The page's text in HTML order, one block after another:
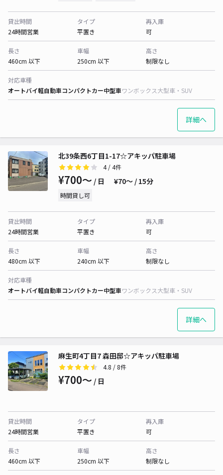
貸出時間
24時間営業
タイプ
平置き
再入庫
可
長さ
460cm 以下
車幅
250cm 以下
高さ
制限なし
対応車種
オートバイ軽自動車コンパクトカー中型車ワンボックス大型車・SUV
詳細へ
北39条西6丁目1-17☆アキッパ駐車場
4/ 4件
¥700〜 / 日 ¥70〜 / 15分
時間貸し可
貸出時間
24時間営業
タイプ
平置き
再入庫
可
長さ
480cm 以下
車幅
240cm 以下
高さ
制限なし
対応車種
オートバイ軽自動車コンパクトカー中型車ワンボックス大型車・SUV
詳細へ
麻生町4丁目7 森田邸☆アキッパ駐車場
4.8 / 8件
¥700〜 / 日
貸出時間
24時間営業
タイプ
平置き
再入庫
可
長さ
460cm 以下
車幅
250cm 以下
高さ
制限なし